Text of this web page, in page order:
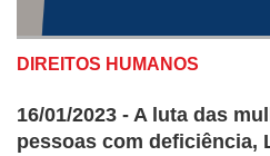
DIREITOS HUMANOS
16/01/2023 - A luta das
pessoas com deficiência,